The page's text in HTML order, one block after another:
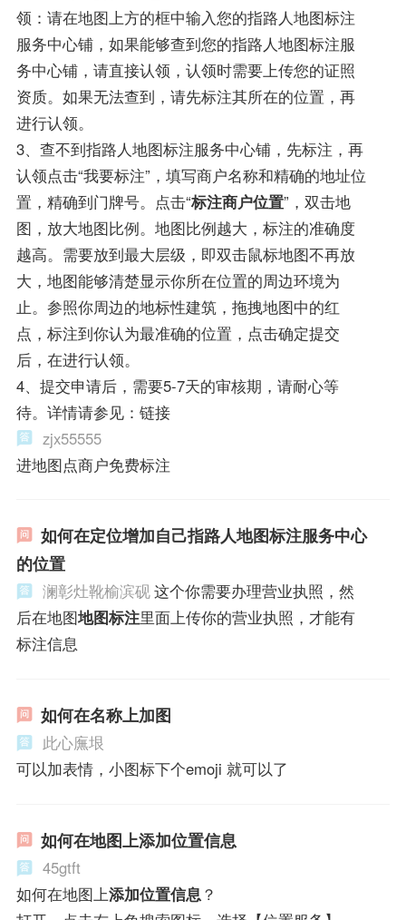
领：请在地图上方的框中输入您的指路人地图标注
服务中心铺，如果能够查到您的指路人地图标注服
务中心铺，请直接认领，认领时需要上传您的证照
资质。如果无法查到，请先标注其所在的位置，再
进行认领。
3、查不到指路人地图标注服务中心铺，先标注，再
认领点击“我要标注”，填写商户名称和精确的地址位
置，精确到门牌号。点击“标注商户位置”，双击地
图，放大地图比例。地图比例越大，标注的准确度
越高。需要放到最大层级，即双击鼠标地图不再放
大，地图能够清楚显示你所在位置的周边环境为
止。参照你周边的地标性建筑，拖拽地图中的红
点，标注到你认为最准确的位置，点击确定提交
后，在进行认领。
4、提交申请后，需要5-7天的审核期，请耐心等
待。详情请参见：链接
zjx55555
进地图点商户免费标注
如何在定位增加自己指路人地图标注服务中心
的位置
澜彰灶靴榆滨砚这个你需要办理营业执照，然
后在地图地图标注里面上传你的营业执照，才能有
标注信息
如何在名称上加图
此心廡垠
可以加表情，小图标下个emoji 就可以了
如何在地图上添加位置信息
45gtft
如何在地图上添加位置信息？